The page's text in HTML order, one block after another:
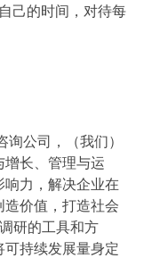
己的时间，对待每
公司，（我们）
长、管理与运
力，解决企业在
价值，打造社会
研的工具和方
持续发展量身定